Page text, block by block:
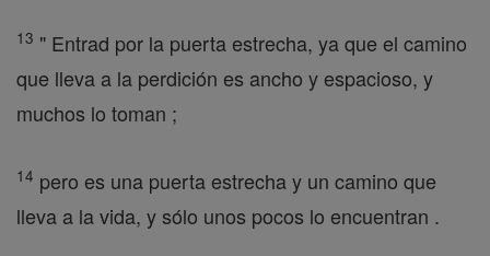
13 " Entrad por la puerta estrecha, ya que el camino
que lleva a la perdición es ancho y espacioso, y
muchos lo toman ;
14 pero es una puerta estrecha y un camino que
lleva a la vida, y sólo unos pocos lo encuentran .